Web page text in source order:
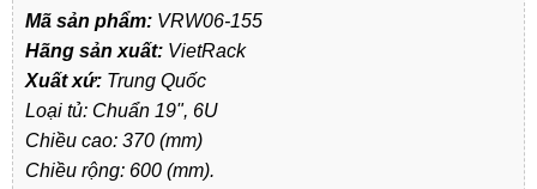
Mã sản phẩm: VRW06-155
Hãng sản xuất: VietRack
Xuất xứ: Trung Quốc
Loại tủ: Chuẩn 19", 6U
Chiều cao: 370 (mm)
Chiều rộng: 600 (mm).